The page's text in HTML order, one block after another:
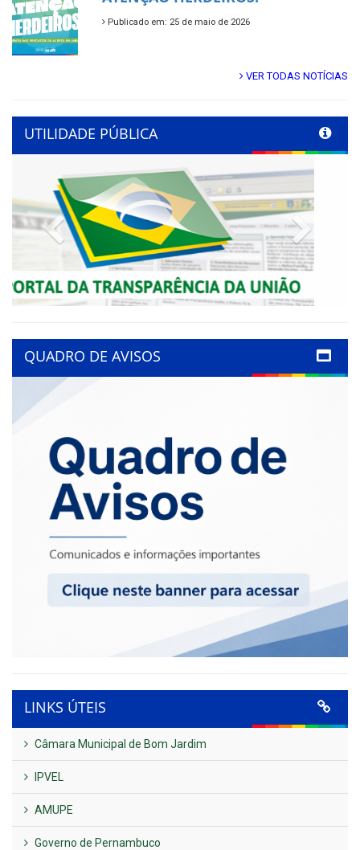
Publicado em: 25 de maio de 2026
VER TODAS NOTÍCIAS
UTILIDADE PÚBLICA
Previous
QUADRO DE AVISOS
LINKS ÚTEIS
Câmara Municipal de Bom Jardim
IPVEL
AMUPE
Governo de Pernambuco